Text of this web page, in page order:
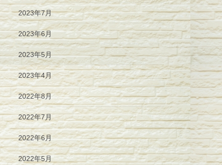
2023年7月
2023年6月
2023年5月
2023年4月
2022年8月
2022年7月
2022年6月
2022年5月